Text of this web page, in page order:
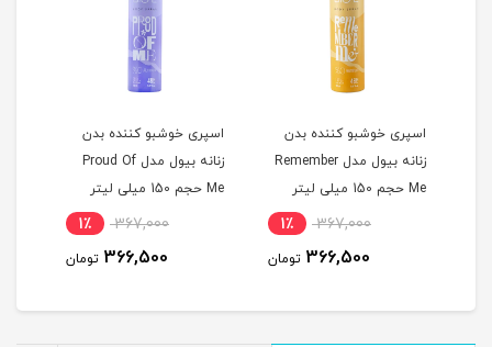
اسپری خوشبو کننده بدن
زنانه بیول مدل Remember
Me حجم 150 میلی لیتر
367,000 1٪
366,500 تومان
اسپری خوشبو کننده بدن
زنانه بیول مدل Proud Of
Me حجم 150 میلی لیتر
367,000 1٪
366,500 تومان